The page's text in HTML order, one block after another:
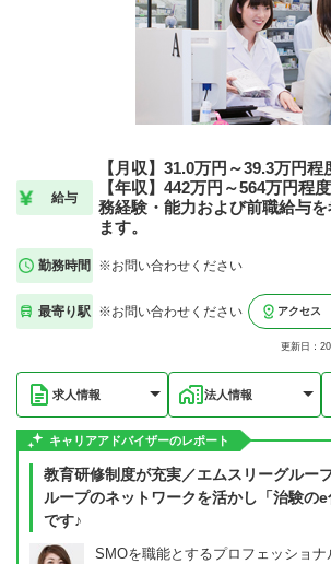
給与
【月収】31.0万円～39.3万円程
【年収】442万円～564万円程
務経験・能力および前職給与
ます。
勤務時間 ※お問い合わせください
最寄り駅 ※お問い合わせください アクセス
更新日：
求人情報 法人情報
キャリアアドバイザーのレポート
教育研修制度が充実／エムスリーグルー
ループのネットワークを活かし「治験の
です♪
SMOを職能とするプロフェッショ